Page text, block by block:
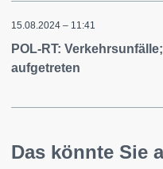
15.08.2024 – 11:41
POL-RT:
aufgetreten
Das könnte Sie